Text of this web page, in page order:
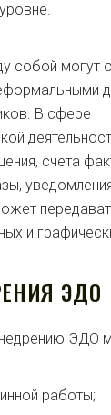
собой могут
В сфере
счета
и
ЭДО
ЭДО
работы;